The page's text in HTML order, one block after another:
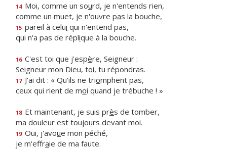
14 Moi, comme un sourd, je n'entends rien,
comme un muet, je n'ouvre pas la bouche,
15 pareil à celui qui n'entend pas,
qui n'a pas de réplique à la bouche.
16 C'est toi que j'espère, Seigneur :
Seigneur mon Dieu, toi, tu répondras.
17 J'ai dit : « Qu'ils ne triomphent pas,
ceux qui rient de moi quand je trébuche ! »
18 Et maintenant, je suis près de tomber,
ma douleur est toujours devant moi.
19 Oui, j'avoue mon péché,
je m'effraie de ma faute.